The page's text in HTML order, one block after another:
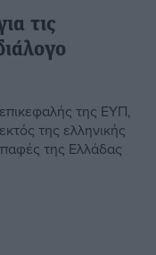
τις
της ΕΥΠ,
της ελληνικής
της Ελλάδας